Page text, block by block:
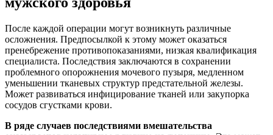
После каждой операции могут возникнуть различные
осложнения. Предпосылкой к этому может оказаться
пренебрежение противопоказаниями, низкая квалификация
специалиста. Последствия заключаются в сохранении
проблемного опорожнения мочевого пузыря, медленном
уменьшении тканевых структур предстательной железы.
Может развиваться инфицирование тканей или закупорка
сосудов сгустками крови.
В ряде случаев последствиями вмешательства